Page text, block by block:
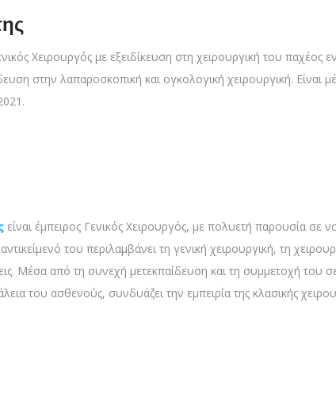
Χειρουργός με εξειδίκευση στη χειρουργική του παχέος
στην λαπαροσκοπική και ογκολογική χειρουργική. Είναι
είναι έμπειρος Γενικός Χειρουργός, με πολυετή παρουσία σε
του περιλαμβάνει τη γενική χειρουργική, τη
Μέσα από τη συνεχή μετεκπαίδευση και τη συμμετοχή του
του ασθενούς, συνδυάζει την εμπειρία της κλασικής